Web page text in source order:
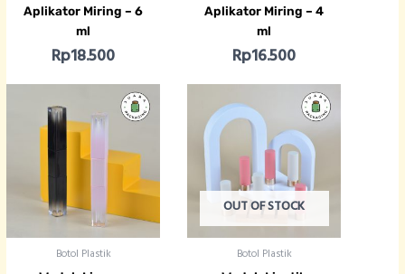
Aplikator Miring – 6
ml
Rp18.500
Aplikator Miring – 4
ml
Rp16.500
Botol Plastik
OUT OF STOCK
Botol Plastik